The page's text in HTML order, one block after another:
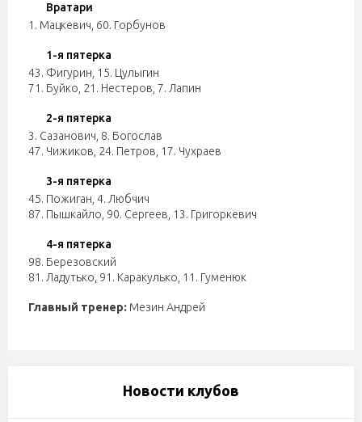
Вратари
1. Мацкевич 60. Горбунов
1-я пятерка
43. Фигурин 15. Цулыгин
71. Буйко 21. Нестеров 7. Лапин
2-я пятерка
3. Сазанович 8. Богослав
47. Чижиков 24. Петров 17. Чухраев
3-я пятерка
45. Пожиган 4. Любчич
87. Пышкайло 90. Сергеев 13. Григоркевич
4-я пятерка
98. Березовский
81. Ладутько 91. Каракулько 11. Гуменюк
Главный тренер: Мезин Андрей
Новости клубов